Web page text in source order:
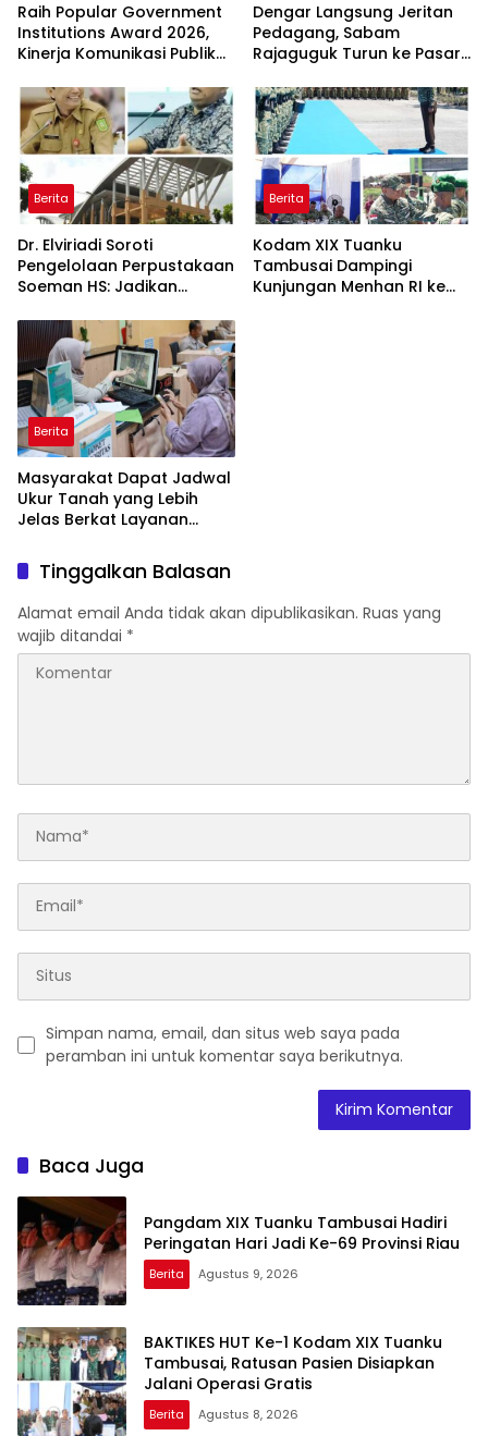
Raih Popular Government
Institutions Award 2026,
Kinerja Komunikasi Publik
Kembali Diakui
Dengar Langsung Jeritan
Pedagang, Sabam
Rajaguguk Turun ke Pasar
Berita
Dr. Elviriadi Soroti
Pengelolaan Perpustakaan
Soeman HS: Jadikan
Kawah Candradimuka
Intelektual
Berita
Kodam XIX Tuanku
Tambusai Dampingi
Kunjungan Menhan RI ke
Berita
Masyarakat Dapat Jadwal
Ukur Tanah yang Lebih
Jelas Berkat Layanan
Tinggalkan Balasan
Alamat email Anda tidak akan dipublikasikan. Ruas yang
wajib ditandai *
Simpan nama, email, dan situs web saya pada
peramban ini untuk komentar saya berikutnya.
Baca Juga
Pangdam XIX Tuanku Tambusai Hadiri
Peringatan Hari Jadi Ke-69 Provinsi Riau
Berita Agustus 9, 2026
BAKTIKES HUT Ke-1 Kodam XIX Tuanku
Tambusai, Ratusan Pasien Disiapkan
Jalani Operasi Gratis
Berita Agustus 8, 2026